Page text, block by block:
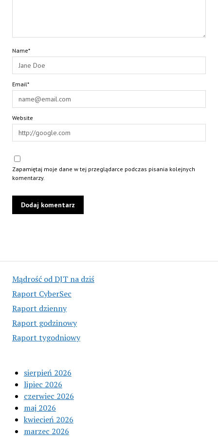
Mądrość od DJT na dziś
Raport CyberSec
Raport dzienny
Raport godzinowy
Raport tygodniowy
sierpień 2026
lipiec 2026
czerwiec 2026
maj 2026
kwiecień 2026
marzec 2026
Name*
Email*
Website
Zapamiętaj moje dane w tej przeglądarce podczas pisania kolejnych
komentarzy.